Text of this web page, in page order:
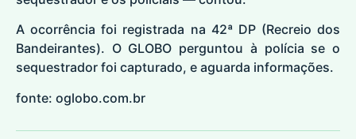
A ocorrência foi registrada na 42ª DP (Recreio dos
Bandeirantes). O GLOBO perguntou à polícia se o
sequestrador foi capturado, e aguarda informações.
fonte: oglobo.com.br